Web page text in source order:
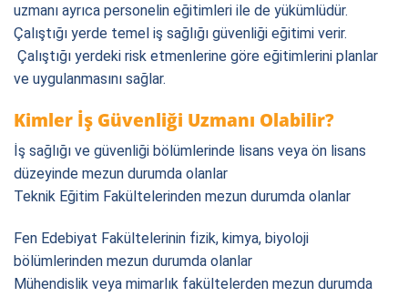
uzmanı ayrıca personelin eğitimleri ile de yükümlüdür.
Çalıştığı yerde temel iş sağlığı güvenliği eğitimi verir.
Çalıştığı yerdeki risk etmenlerine göre eğitimlerini planlar
ve uygulanmasını sağlar.
Kimler İş Güvenliği Uzmanı Olabilir?
İş sağlığı ve güvenliği bölümlerinde lisans veya ön lisans
düzeyinde mezun durumda olanlar
Teknik Eğitim Fakültelerinden mezun durumda olanlar
Fen Edebiyat Fakültelerinin fizik, kimya, biyoloji
bölümlerinden mezun durumda olanlar
Mühendislik veya mimarlık fakültelerden mezun durumda